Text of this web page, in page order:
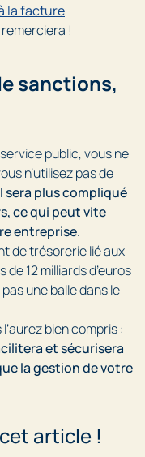
la facture
!
sanctions,
public, vous ne
n’utilisez pas de
sera plus compliqué
ce qui peut vite
entreprise.
de trésorerie lié aux
12 milliards d’euros
une balle dans le
bien compris :
et sécurisera
la gestion de votre
article !